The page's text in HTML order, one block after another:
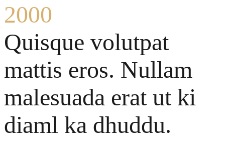
2000
Quisque volutpat
mattis eros. Nullam
malesuada erat ut ki
diaml ka dhuddu.